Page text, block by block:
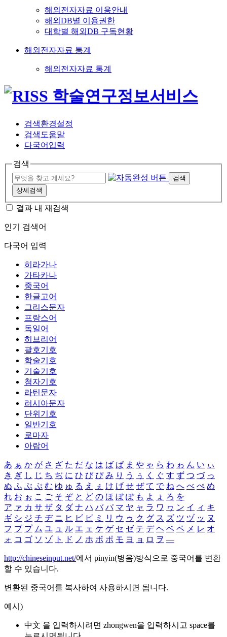
해외전자자료 이용안내
해외DB별 이용권한
대학별 해외DB 구독현황
해외전자자료 통계
해외전자자료 통계
검색환경설정
검색도움말
다국어입력
검색
검색
상세검색
결과 내 재검색
인기 검색어
다국어 입력
히라가나
가타카나
중국어
한글고어
그리스문자
프랑스어
독일어
히브리어
괄호기호
학술기호
기술기호
첨자기호
라틴문자
러시아문자
단위기호
일반기호
로마자
아랍어
あ ぁ か が さ ざ た だ な は ば ぱ ま や ゃ ら わ ゎ ん い ぃ
き ぎ し じ ち ぢ に ひ び ぴ み り う ぅ く ぐ す ず つ づ っ
ぬ ふ ぶ ぷ む ゆ ゅ る え ぇ け げ せ ぜ て で ね へ べ ぺ め
れ お ぉ こ ご そ ぞ と ど の ほ ぼ ぽ も よ ょ ろ を
ア ァ カ サ ザ タ ダ ナ ハ バ パ マ ヤ ャ ラ ワ ヮ ン イ ィ キ
ギ シ ジ チ ヂ ニ ヒ ビ ピ ミ リ ウ ゥ ク グ ス ズ ツ ヅ ッ ヌ
フ ブ プ ム ユ ュ ル エ ェ ケ ゲ セ ゼ テ デ ヘ ベ ペ メ レ オ
ォ コ ゴ ソ ゾ ト ド ノ ホ ボ ポ モ ヨ ョ ロ ヲ ―
http://chineseinput.net/에서 pinyin(병음)방식으로 중국어를 변환
할 수 있습니다.
변환된 중국어를 복사하여 사용하시면 됩니다.
예시)
中文 을 입력하시려면 zhongwen을 입력하시고 space를